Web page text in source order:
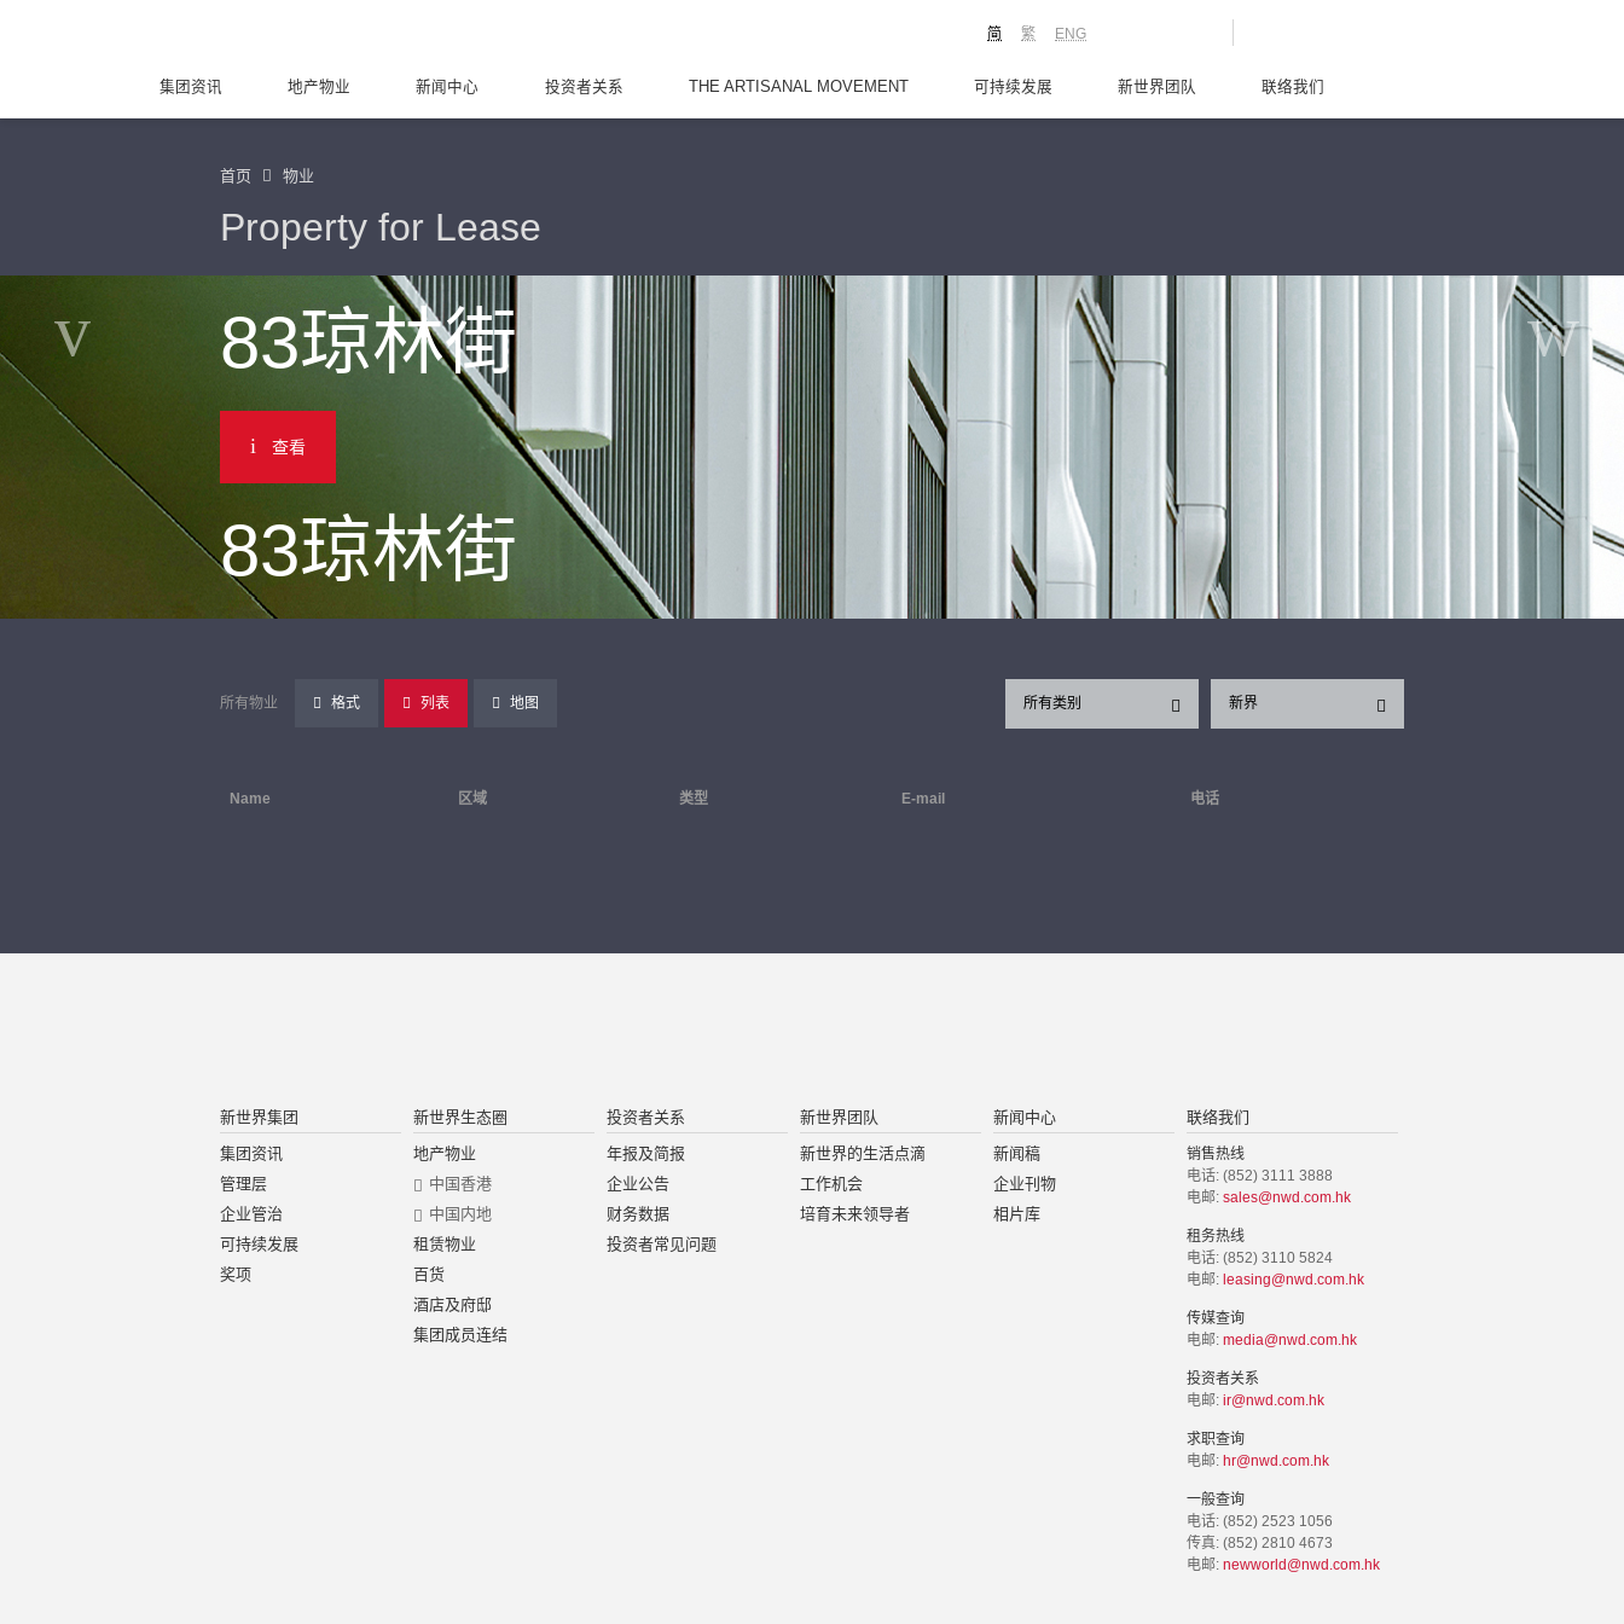
ENG
繁
简
集团资讯 地产物业 新闻中心 投资者关系 THE ARTISANAL MOVEMENT 可持续发展 新世界团队 联络我们
首页 物业
Property for Lease
83琼林街
查看
83琼林街
所有物业 格式 列表 地图 新界
所有类别
Name 区域 类型 E-mail 电话
新世界集团
集团资讯
管理层
企业管治
可持续发展
奖项
新世界生态圈
地产物业
中国香港
中国内地
租赁物业
百货
酒店及府邸
集团成员连结
投资者关系
年报及简报
企业公告
财务数据
投资者常见问题
新世界团队
新世界的生活点滴
工作机会
培育未来领导者
新闻中心
新闻稿
企业刊物
相片库
联络我们
销售热线
电话: (852) 3111 3888
电邮: sales@nwd.com.hk
租务热线
电话: (852) 3110 5824
电邮: leasing@nwd.com.hk
传媒查询
电邮: media@nwd.com.hk
投资者关系
电邮: ir@nwd.com.hk
求职查询
电邮: hr@nwd.com.hk
一般查询
电话: (852) 2523 1056
传真: (852) 2810 4673
电邮: newworld@nwd.com.hk